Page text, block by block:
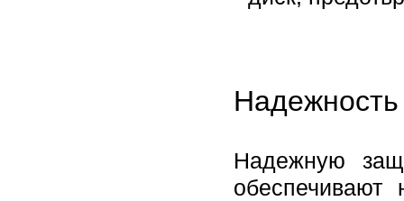
Надежную
обеспечивают